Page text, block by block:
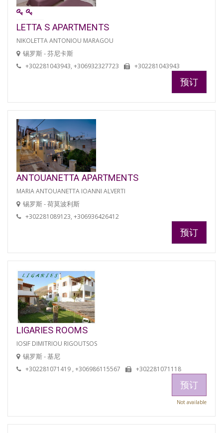
LETTA S APARTMENTS
NIKOLETTA ANTONIOU MARAGOU
锡罗斯 - 芬尼卡斯
+302281043943, +306932327723 +302281043943
预订
ANTOUANETTA APARTMENTS
MARIA ANTOUANETTA IOANNI ALVERTI
锡罗斯 - 荷莫波利斯
+302281089123, +306936426412
预订
LIGARIES ROOMS
IOSIF DIMITRIOU RIGOUTSOS
锡罗斯 - 基尼
+302281071419 , +306986115567 +302281071118
预订
Not available